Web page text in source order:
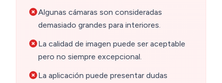
Algunas cámaras son consideradas
demasiado grandes para interiores.
La calidad de imagen puede ser aceptable
pero no siempre excepcional.
La aplicación puede presentar dudas